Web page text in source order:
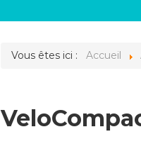
Vous êtes ici : Accueil